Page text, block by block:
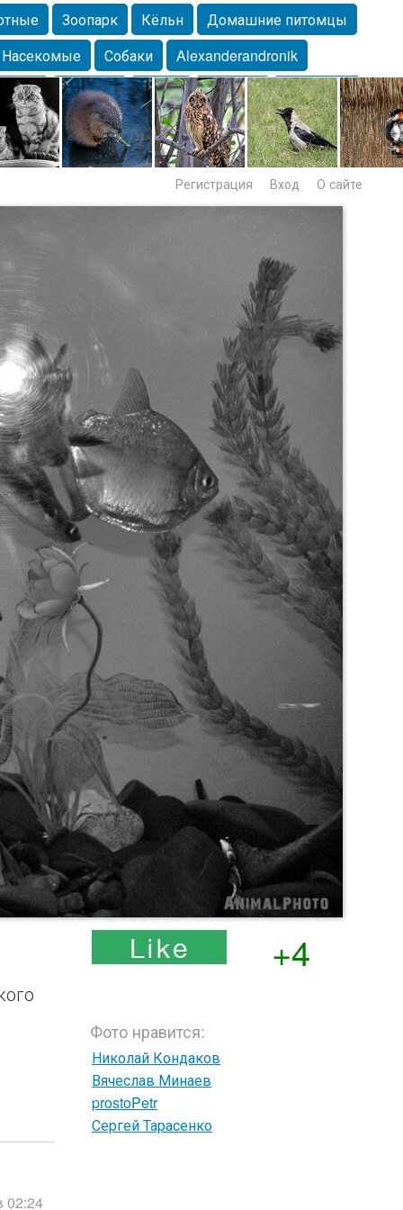
Зоопарк Кёльн
Домашние питомцы
Насекомые Собаки
Alexanderandronik
Морда Собачка Осень Портрет
Домашние
Lebert Дикие птицы Утка Самара
Лебеди
Регистрация Вход О сайте
+4
Фото нравится:
Николай Кондаков
Вячеслав Минаев
prostoPetr
Сергей Тарасенко
02:24